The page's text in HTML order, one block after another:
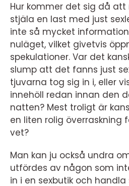
Hur kommer det sig då
stjäla en last med just
inte så mycket
nuläget, vilket givetvis
spekulationer. Var det
slump att det fanns just
tjuvarna tog sig in i, eller
innehöll redan innan den
natten? Mest troligt är
en liten rolig överraskning
vet?
Man kan ju också undra
utfördes av någon som
in i en sexbutik och handla